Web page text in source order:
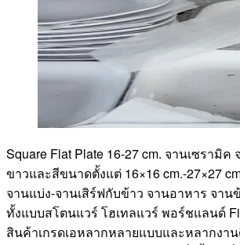
Square Flat Plate 16-27 cm. จานเซรามิค
ขาวและสีขนาดตั้งแต่ 16×16 cm.-27×27
จานแบ่ง-จานเสิร์ฟกับข้าว จานอาหาร จาน
ทั้งแบบสโตนแวร์ โฮเทลแวร์ พอร์ชแลนด์
สินค้าเกรดเอหลากหลายแบบและหลากงา